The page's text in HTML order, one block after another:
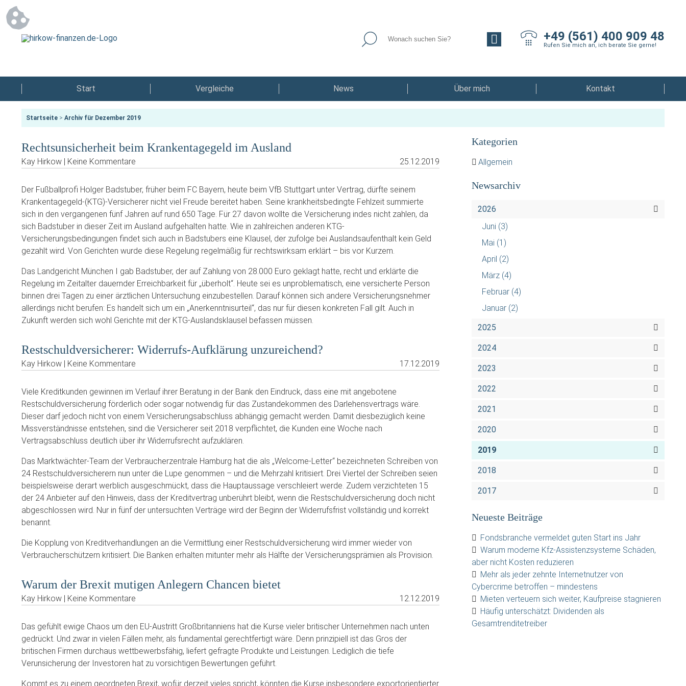
+49 (561) 400 909 48
Rufen Sie mich an, ich berate Sie gerne!
Start Vergleiche News Über mich Kontakt
Startseite > Archiv für Dezember 2019
Rechtsunsicherheit beim Krankentagegeld im Ausland
Kay Hirkow | Keine Kommentare 25.12.2019
Der Fußballprofi Holger Badstuber, früher beim FC Bayern, heute beim VfB Stuttgart unter Vertrag, dürfte seinem
Krankentagegeld-(KTG)-Versicherer nicht viel Freude bereitet haben. Seine krankheitsbedingte Fehlzeit summierte
sich in den vergangenen fünf Jahren auf rund 650 Tage. Für 27 davon wollte die Versicherung indes nicht zahlen, da
sich Badstuber in dieser Zeit im Ausland aufgehalten hatte. Wie in zahlreichen anderen KTG-
Versicherungsbedingungen findet sich auch in Badstubers eine Klausel, der zufolge bei Auslandsaufenthalt kein Geld
gezahlt wird. Von Gerichten wurde diese Regelung regelmäßig für rechtswirksam erklärt – bis vor Kurzem.
Das Landgericht München I gab Badstuber, der auf Zahlung von 28.000 Euro geklagt hatte, recht und erklärte die
Regelung im Zeitalter dauernder Erreichbarkeit für „überholt“. Heute sei es unproblematisch, eine versicherte Person
binnen drei Tagen zu einer ärztlichen Untersuchung einzubestellen. Darauf können sich andere Versicherungsnehmer
allerdings nicht berufen: Es handelt sich um ein „Anerkenntnisurteil“, das nur für diesen konkreten Fall gilt. Auch in
Zukunft werden sich wohl Gerichte mit der KTG-Auslandsklausel befassen müssen.
Restschuldversicherer: Widerrufs-Aufklärung unzureichend?
Kay Hirkow | Keine Kommentare 17.12.2019
Viele Kreditkunden gewinnen im Verlauf ihrer Beratung in der Bank den Eindruck, dass eine mit angebotene
Restschuldversicherung förderlich oder sogar notwendig für das Zustandekommen des Darlehensvertrags wäre.
Dieser darf jedoch nicht von einem Versicherungsabschluss abhängig gemacht werden. Damit diesbezüglich keine
Missverständnisse entstehen, sind die Versicherer seit 2018 verpflichtet, die Kunden eine Woche nach
Vertragsabschluss deutlich über ihr Widerrufsrecht aufzuklären.
Das Marktwächter-Team der Verbraucherzentrale Hamburg hat die als „Welcome-Letter“ bezeichneten Schreiben von
24 Restschuldversicherern nun unter die Lupe genommen – und die Mehrzahl kritisiert. Drei Viertel der Schreiben seien
beispielsweise derart werblich ausgeschmückt, dass die Hauptaussage verschleiert werde. Zudem verzichteten 15
der 24 Anbieter auf den Hinweis, dass der Kreditvertrag unberührt bleibt, wenn die Restschuldversicherung doch nicht
abgeschlossen wird. Nur in fünf der untersuchten Verträge wird der Beginn der Widerrufsfrist vollständig und korrekt
benannt.
Die Kopplung von Kreditverhandlungen an die Vermittlung einer Restschuldversicherung wird immer wieder von
Verbraucherschützern kritisiert. Die Banken erhalten mitunter mehr als Hälfte der Versicherungsprämien als Provision.
Warum der Brexit mutigen Anlegern Chancen bietet
Kay Hirkow | Keine Kommentare 12.12.2019
Das gefühlt ewige Chaos um den EU-Austritt Großbritanniens hat die Kurse vieler britischer Unternehmen nach unten
gedrückt. Und zwar in vielen Fällen mehr, als fundamental gerechtfertigt wäre. Denn prinzipiell ist das Gros der
britischen Firmen durchaus wettbewerbsfähig, liefert gefragte Produkte und Leistungen. Lediglich die tiefe
Verunsicherung der Investoren hat zu vorsichtigen Bewertungen geführt.
Kommt es zu einem geordneten Brexit, wofür derzeit vieles spricht, könnten die Kurse insbesondere exportorientierter
Kategorien
Allgemein
Newsarchiv
2026
Juni (3)
Mai (1)
April (2)
März (4)
Februar (4)
Januar (2)
2025
2024
2023
2022
2021
2020
2019
2018
2017
Neueste Beiträge
Fondsbranche vermeldet guten Start ins Jahr
Warum moderne Kfz-Assistenzsysteme Schäden,
aber nicht Kosten reduzieren
Mehr als jeder zehnte Internetnutzer von
Cybercrime betroffen – mindestens
Mieten verteuern sich weiter, Kaufpreise stagnieren
Häufig unterschätzt: Dividenden als
Gesamtrenditetreiber